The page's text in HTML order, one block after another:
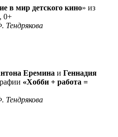
в мир детского кино» из
, 0+
Еремина и Геннадия
«Хобби + работа =